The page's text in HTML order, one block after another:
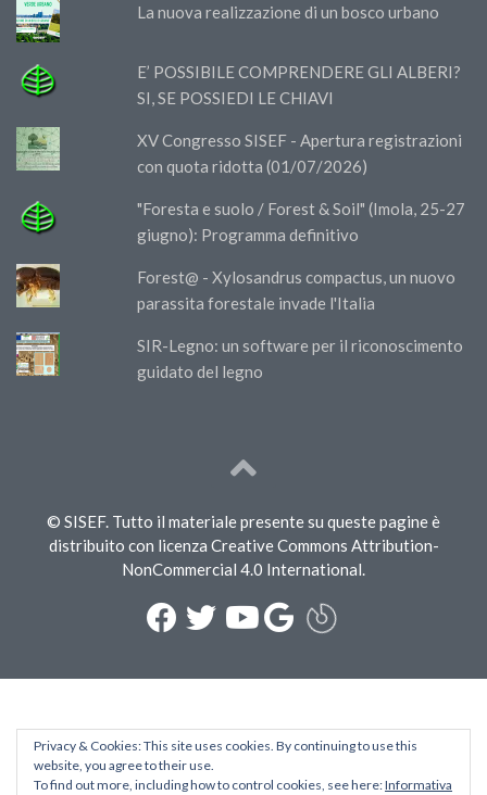
La nuova realizzazione di un bosco urbano
E’ POSSIBILE COMPRENDERE GLI ALBERI?
SI, SE POSSIEDI LE CHIAVI
XV Congresso SISEF - Apertura registrazioni
con quota ridotta (01/07/2026)
"Foresta e suolo / Forest & Soil" (Imola, 25-27
giugno): Programma definitivo
Forest@ - Xylosandrus compactus, un nuovo
parassita forestale invade l'Italia
SIR-Legno: un software per il riconoscimento
guidato del legno
© SISEF. Tutto il materiale presente su queste pagine è
distribuito con licenza Creative Commons Attribution-
NonCommercial 4.0 International.
Privacy & Cookies: This site uses cookies. By continuing to use this
website, you agree to their use.
To find out more, including how to control cookies, see here:Informativa